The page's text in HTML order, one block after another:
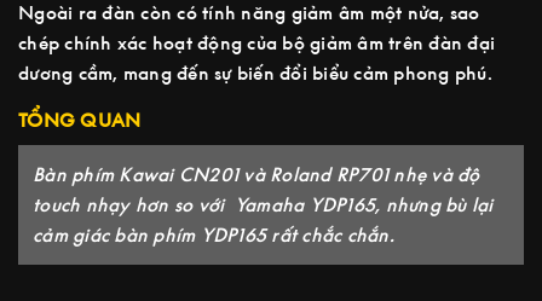
Ngoài ra đàn còn có tính năng giảm âm một nửa, sao
chép chính xác hoạt động của bộ giảm âm trên đàn đại
dương cầm, mang đến sự biến đổi biểu cảm phong phú.
TỔNG QUAN
Bàn phím Kawai CN201 và Roland RP701 nhẹ và độ
touch nhạy hơn so với Yamaha YDP165, nhưng bù lại
cảm giác bàn phím YDP165 rất chắc chắn.